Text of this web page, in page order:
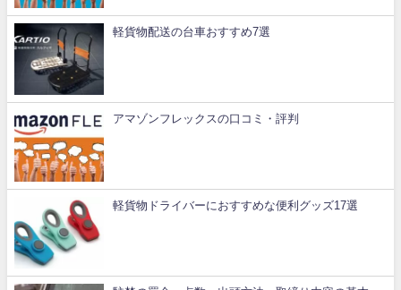
軽貨物配送の台車おすすめ7選
アマゾンフレックスの口コミ・評判
軽貨物ドライバーにおすすめな便利グッズ17選